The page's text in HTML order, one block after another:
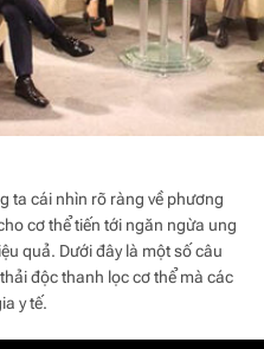
ta cái nhìn rõ ràng về phương
cơ thể tiến tới ngăn ngừa ung
quả. Dưới đây là một số câu
độc thanh lọc cơ thể mà các
y tế.